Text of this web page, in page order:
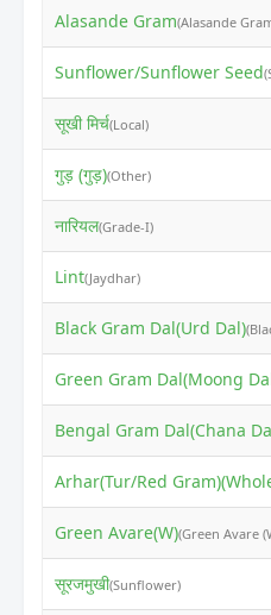
Alasande Gram(Alasande
Sunflower/Sunflower Seed
सूखी मिर्च(Local)
गुड़ (गुड़)(Other)
नारियल(Grade-I)
Lint(Jaydhar)
Black Gram Dal(Urd Dal)
Green Gram Dal(Moong
Bengal Gram Dal(Chana
Arhar(Tur/Red
Green Avare(W)(Green Avare
सूरजमुखी(Sunflower)